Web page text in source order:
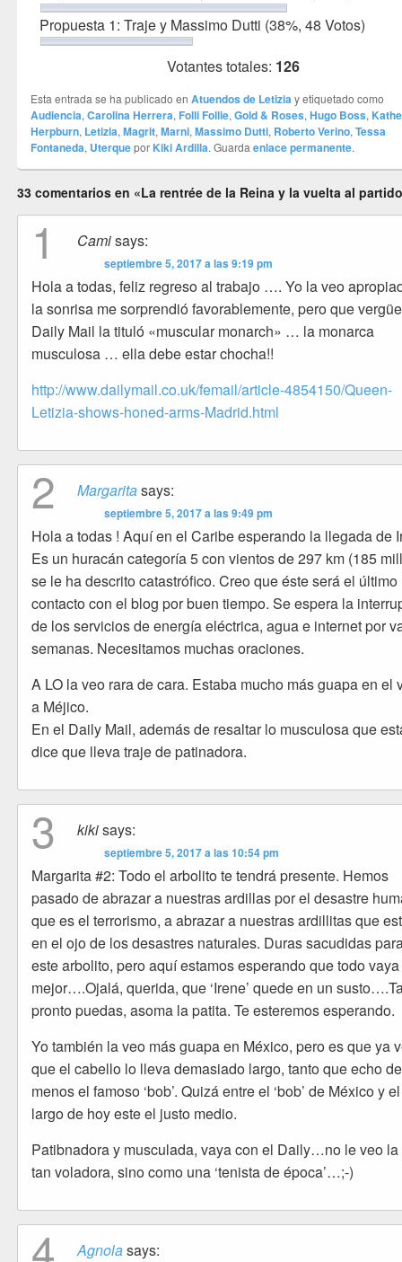
Propuesta 1: Traje y Massimo Dutti (38%, 48 Votos)
Votantes totales: 126
Esta entrada se ha publicado enAtuendos de Letizia y etiquetado como
Audiencia,Carolina Herrera, Folli Follie,Gold & Roses,Hugo Boss,
Herpburn, Letizia,Magrit,Marni,Massimo Dutti, Roberto Verino,Tessa
Fontaneda, Uterquepor Kiki Ardilla. Guardaenlace permanente.
33 comentarios en «La rentrée de la Reina y la vuelta al
1 Camisays:
septiembre 5, 2017 a las 9:19 pm
Hola a todas, feliz regreso al trabajo …. Yo la veo
la sonrisa me sorprendió favorablemente, pero que
Daily Mail la tituló «muscular monarch» … la monarca
musculosa … ella debe estar chocha!!
http://www.dailymail.co.uk/femail/article-4854150/Queen-
Letizia-shows-honed-arms-Madrid.html
2 Margaritasays:
septiembre 5, 2017 a las 9:49 pm
Hola a todas ! Aquí en el Caribe esperando la llegada de
Es un huracán categoría 5 con vientos de 297 km (185
se le ha descrito catastrófico. Creo que éste será el último
contacto con el blog por buen tiempo. Se espera la
de los servicios de energía eléctrica, agua e internet por
semanas. Necesitamos muchas oraciones.
A LO la veo rara de cara. Estaba mucho más guapa en el
a Méjico.
En el Daily Mail, además de resaltar lo musculosa que
dice que lleva traje de patinadora.
3 kikisays:
septiembre 5, 2017 a las 10:54 pm
Margarita #2: Todo el arbolito te tendrá presente. Hemos
pasado de abrazar a nuestras ardillas por el desastre
que es el terrorismo, a abrazar a nuestras ardillitas que
en el ojo de los desastres naturales. Duras sacudidas
este arbolito, pero aquí estamos esperando que todo
mejor….Ojalá, querida, que ‘Irene’ quede en un
pronto puedas, asoma la patita. Te esteremos esperando.
Yo también la veo más guapa en México, pero es que ya
que el cabello lo lleva demasiado largo, tanto que echo de
menos el famoso ‘bob’. Quizá entre el ‘bob’ de México y el
largo de hoy este el justo medio.
Patibnadora y musculada, vaya con el Daily…no le veo
tan voladora, sino como una ‘tenista de época’…;-)
4 Agnolasays: